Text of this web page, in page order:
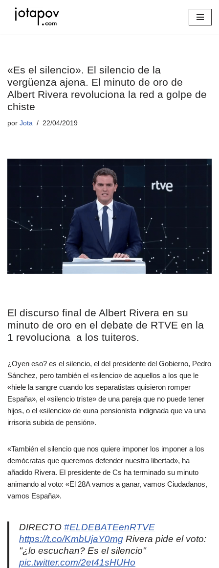
«Es el silencio». El silencio de la
vergüenza ajena. El minuto de oro de
Albert Rivera revoluciona la red a golpe de
chiste
por Jota 22/04/2019
El discurso final de Albert Rivera en su
minuto de oro en el debate de RTVE en la
1 revoluciona a los tuiteros.
¿Oyen eso? es el silencio, el del presidente del Gobierno, Pedro
Sánchez, pero también el «silencio» de aquellos a los que le
«hiele la sangre cuando los separatistas quisieron romper
España», el «silencio triste» de una pareja que no puede tener
hijos, o el «silencio» de «una pensionista indignada que va una
irrisoria subida de pensión».
«También el silencio que nos quiere imponer los imponer a los
demócratas que queremos defender nuestra libertad», ha
añadido Rivera. El presidente de Cs ha terminado su minuto
animando al voto: «El 28A vamos a ganar, vamos Ciudadanos,
vamos España».
DIRECTO #ELDEBATEenRTVE
https://t.co/KmbUjaY0mg Rivera pide el voto:
"¿lo escuchan? Es el silencio"
pic.twitter.com/2et41sHUHo